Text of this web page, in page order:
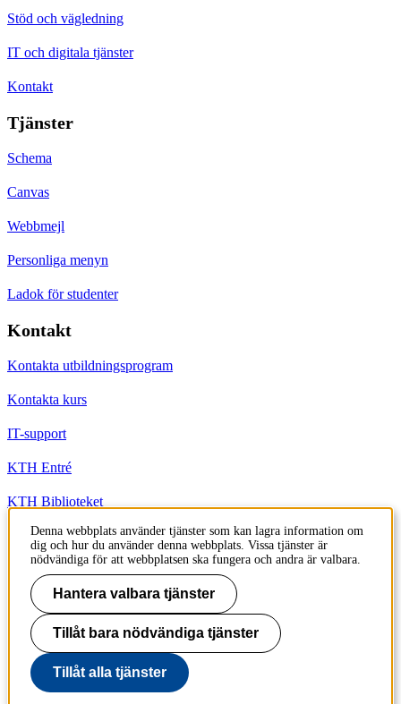
Stöd och vägledning
IT och digitala tjänster
Kontakt
Tjänster
Schema
Canvas
Webbmejl
Personliga menyn
Ladok för studenter
Kontakt
Kontakta utbildningsprogram
Kontakta kurs
IT-support
KTH Entré
KTH Biblioteket
KTH
100 44 Stockholm
+46 8 790 60 00
info@kth.se
📷 @KTHstudent på Instagram
Denna webbplats använder tjänster som kan lagra information om
dig och hur du använder denna webbplats. Vissa tjänster är
nödvändiga för att webbplatsen ska fungera och andra är valbara.
Hantera valbara tjänster
Tillåt bara nödvändiga tjänster
Tillåt alla tjänster